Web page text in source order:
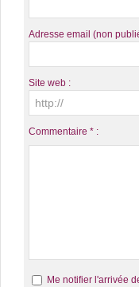
Adresse email (non
Site web :
Commentaire * :
Me notifier l'arrivée